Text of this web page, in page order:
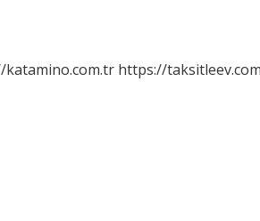
katamino.com.tr https://